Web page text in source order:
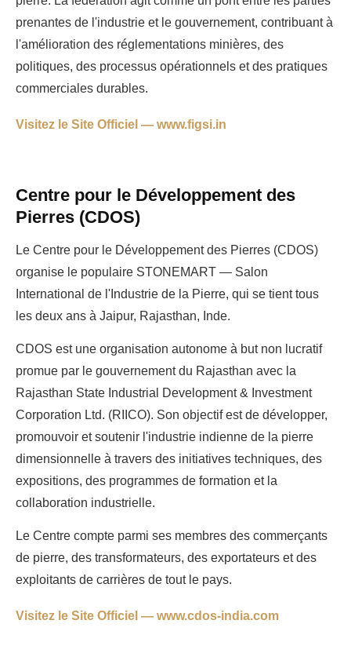
prenantes de l'industrie et le gouvernement, contribuant à
l'amélioration des réglementations minières, des
politiques, des processus opérationnels et des pratiques
commerciales durables.
Visitez le Site Officiel — www.figsi.in
Centre pour le Développement des
Pierres (CDOS)
Le Centre pour le Développement des Pierres (CDOS)
organise le populaire STONEMART — Salon
International de l'Industrie de la Pierre, qui se tient tous
les deux ans à Jaipur, Rajasthan, Inde.
CDOS est une organisation autonome à but non lucratif
promue par le gouvernement du Rajasthan avec la
Rajasthan State Industrial Development & Investment
Corporation Ltd. (RIICO). Son objectif est de développer,
promouvoir et soutenir l'industrie indienne de la pierre
dimensionnelle à travers des initiatives techniques, des
expositions, des programmes de formation et la
collaboration industrielle.
Le Centre compte parmi ses membres des commerçants
de pierre, des transformateurs, des exportateurs et des
exploitants de carrières de tout le pays.
Visitez le Site Officiel — www.cdos-india.com